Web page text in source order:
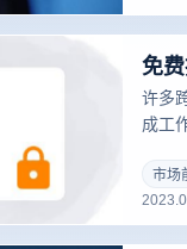
许多
成工
问题
市场